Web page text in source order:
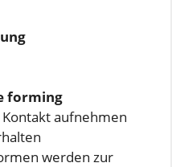
forming
aufnehmen
werden zur